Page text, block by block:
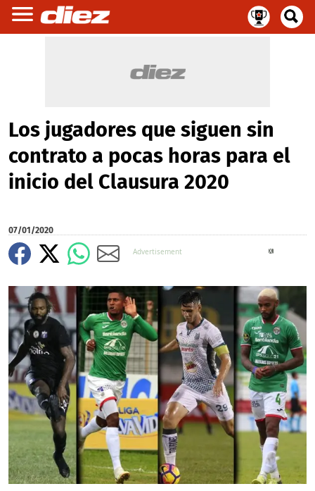
Los jugadores que siguen sin
contrato a pocas horas para el
inicio del Clausura 2020
07/01/2020
X